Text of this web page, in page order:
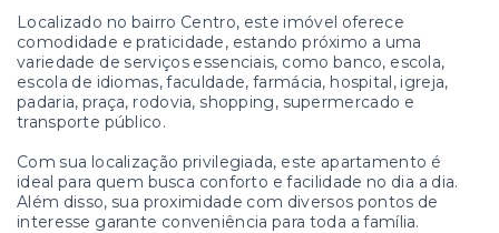
Localizado no bairro Centro, este imóvel oferece
comodidade e praticidade, estando próximo a uma
variedade de serviços essenciais, como banco, escola,
escola de idiomas, faculdade, farmácia, hospital, igreja,
padaria, praça, rodovia, shopping, supermercado e
transporte público.
Com sua localização privilegiada, este apartamento é
ideal para quem busca conforto e facilidade no dia a dia.
Além disso, sua proximidade com diversos pontos de
interesse garante conveniência para toda a família.